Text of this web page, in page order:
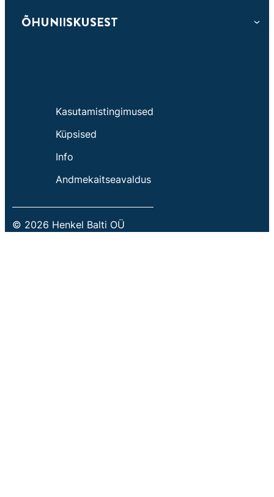
ÕHUNIISKUSEST
Kasutamistingimused
Küpsised
Info
Andmekaitseavaldus
© 2026 Henkel Balti OÜ